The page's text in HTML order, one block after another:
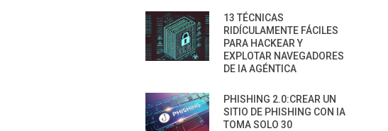
13 TÉCNICAS
RIDÍCULAMENTE FÁCILES
PARA HACKEAR Y
EXPLOTAR NAVEGADORES
DE IA AGÉNTICA
PHISHING 2.0:CREAR UN
SITIO DE PHISHING CON IA
TOMA SOLO 30